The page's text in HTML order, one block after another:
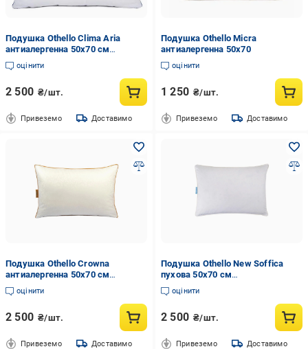
Подушка Othello Clima Aria
антиалергенна 50x70 см
(2000022279523)
оцінити
2 500 ₴/шт.
Привеземо Доставимо
Подушка Othello Micra
антиалергенна 50x70
оцінити
1 250 ₴/шт.
Привеземо Доставимо
Подушка Othello Crowna
антиалергенна 50x70 см
(2000022279527)
оцінити
2 500 ₴/шт.
Привеземо Доставимо
Подушка Othello New Soffica
пухова 50x70 см
(2000022282602)
оцінити
2 500 ₴/шт.
Привеземо Доставимо